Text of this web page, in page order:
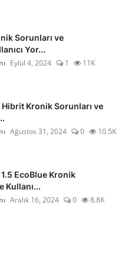
Sorunları ve
Yor...
Eylül 4, 2024 1 11K
Hibrit Kronik Sorunları ve
Ağustos 31, 2024 0 10.5K
EcoBlue Kronik
Kullanı...
Aralık 16, 2024 0 8.8K